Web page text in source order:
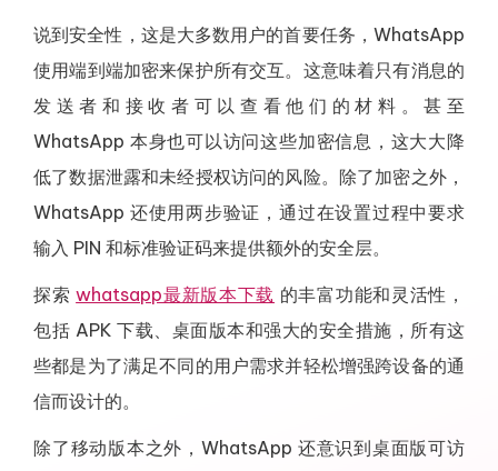
说到安全性，这是大多数用户的首要任务，WhatsApp
使用端到端加密来保护所有交互。这意味着只有消息的
发送者和接收者可以查看他们的材料。甚至
WhatsApp 本身也可以访问这些加密信息，这大大降
低了数据泄露和未经授权访问的风险。除了加密之外，
WhatsApp 还使用两步验证，通过在设置过程中要求
输入 PIN 和标准验证码来提供额外的安全层。
探索whatsapp最新版本下载 的丰富功能和灵活性，
包括 APK 下载、桌面版本和强大的安全措施，所有这
些都是为了满足不同的用户需求并轻松增强跨设备的通
信而设计的。
除了移动版本之外，WhatsApp 还意识到桌面版可访